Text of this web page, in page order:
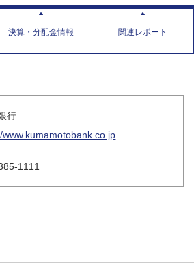
決算・分配金情報 関連レポート
行
www.kumamotobank.co.jp
1111